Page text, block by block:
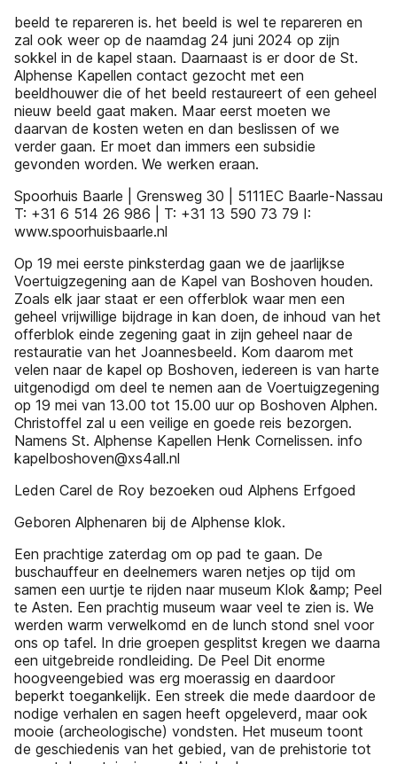
beeld te repareren is. het beeld is wel te repareren en
zal ook weer op de naamdag 24 juni 2024 op zijn
sokkel in de kapel staan. Daarnaast is er door de St.
Alphense Kapellen contact gezocht met een
beeldhouwer die of het beeld restaureert of een geheel
nieuw beeld gaat maken. Maar eerst moeten we
daarvan de kosten weten en dan beslissen of we
verder gaan. Er moet dan immers een subsidie
gevonden worden. We werken eraan.
Spoorhuis Baarle | Grensweg 30 | 5111EC Baarle-Nassau
T: +31 6 514 26 986 | T: +31 13 590 73 79 I:
www.spoorhuisbaarle.nl
Op 19 mei eerste pinksterdag gaan we de jaarlijkse
Voertuigzegening aan de Kapel van Boshoven houden.
Zoals elk jaar staat er een offerblok waar men een
geheel vrijwillige bijdrage in kan doen, de inhoud van het
offerblok einde zegening gaat in zijn geheel naar de
restauratie van het Joannesbeeld. Kom daarom met
velen naar de kapel op Boshoven, iedereen is van harte
uitgenodigd om deel te nemen aan de Voertuigzegening
op 19 mei van 13.00 tot 15.00 uur op Boshoven Alphen.
Christoffel zal u een veilige en goede reis bezorgen.
Namens St. Alphense Kapellen Henk Cornelissen. info
kapelboshoven@xs4all.nl
Leden Carel de Roy bezoeken oud Alphens Erfgoed
Geboren Alphenaren bij de Alphense klok.
Een prachtige zaterdag om op pad te gaan. De
buschauffeur en deelnemers waren netjes op tijd om
samen een uurtje te rijden naar museum Klok &amp; Peel
te Asten. Een prachtig museum waar veel te zien is. We
werden warm verwelkomd en de lunch stond snel voor
ons op tafel. In drie groepen gesplitst kregen we daarna
een uitgebreide rondleiding. De Peel Dit enorme
hoogveengebied was erg moerassig en daardoor
beperkt toegankelijk. Een streek die mede daardoor de
nodige verhalen en sagen heeft opgeleverd, maar ook
mooie (archeologische) vondsten. Het museum toont
de geschiedenis van het gebied, van de prehistorie tot